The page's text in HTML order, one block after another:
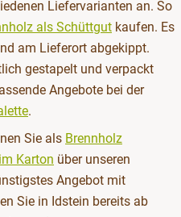
Liefervarianten an. So
als Schüttgut kaufen. Es
am Lieferort abgekippt.
gestapelt und verpackt
Angebote bei der
.
Sie als Brennholz
Karton über unseren
Angebot mit
Sie in Idstein bereits ab